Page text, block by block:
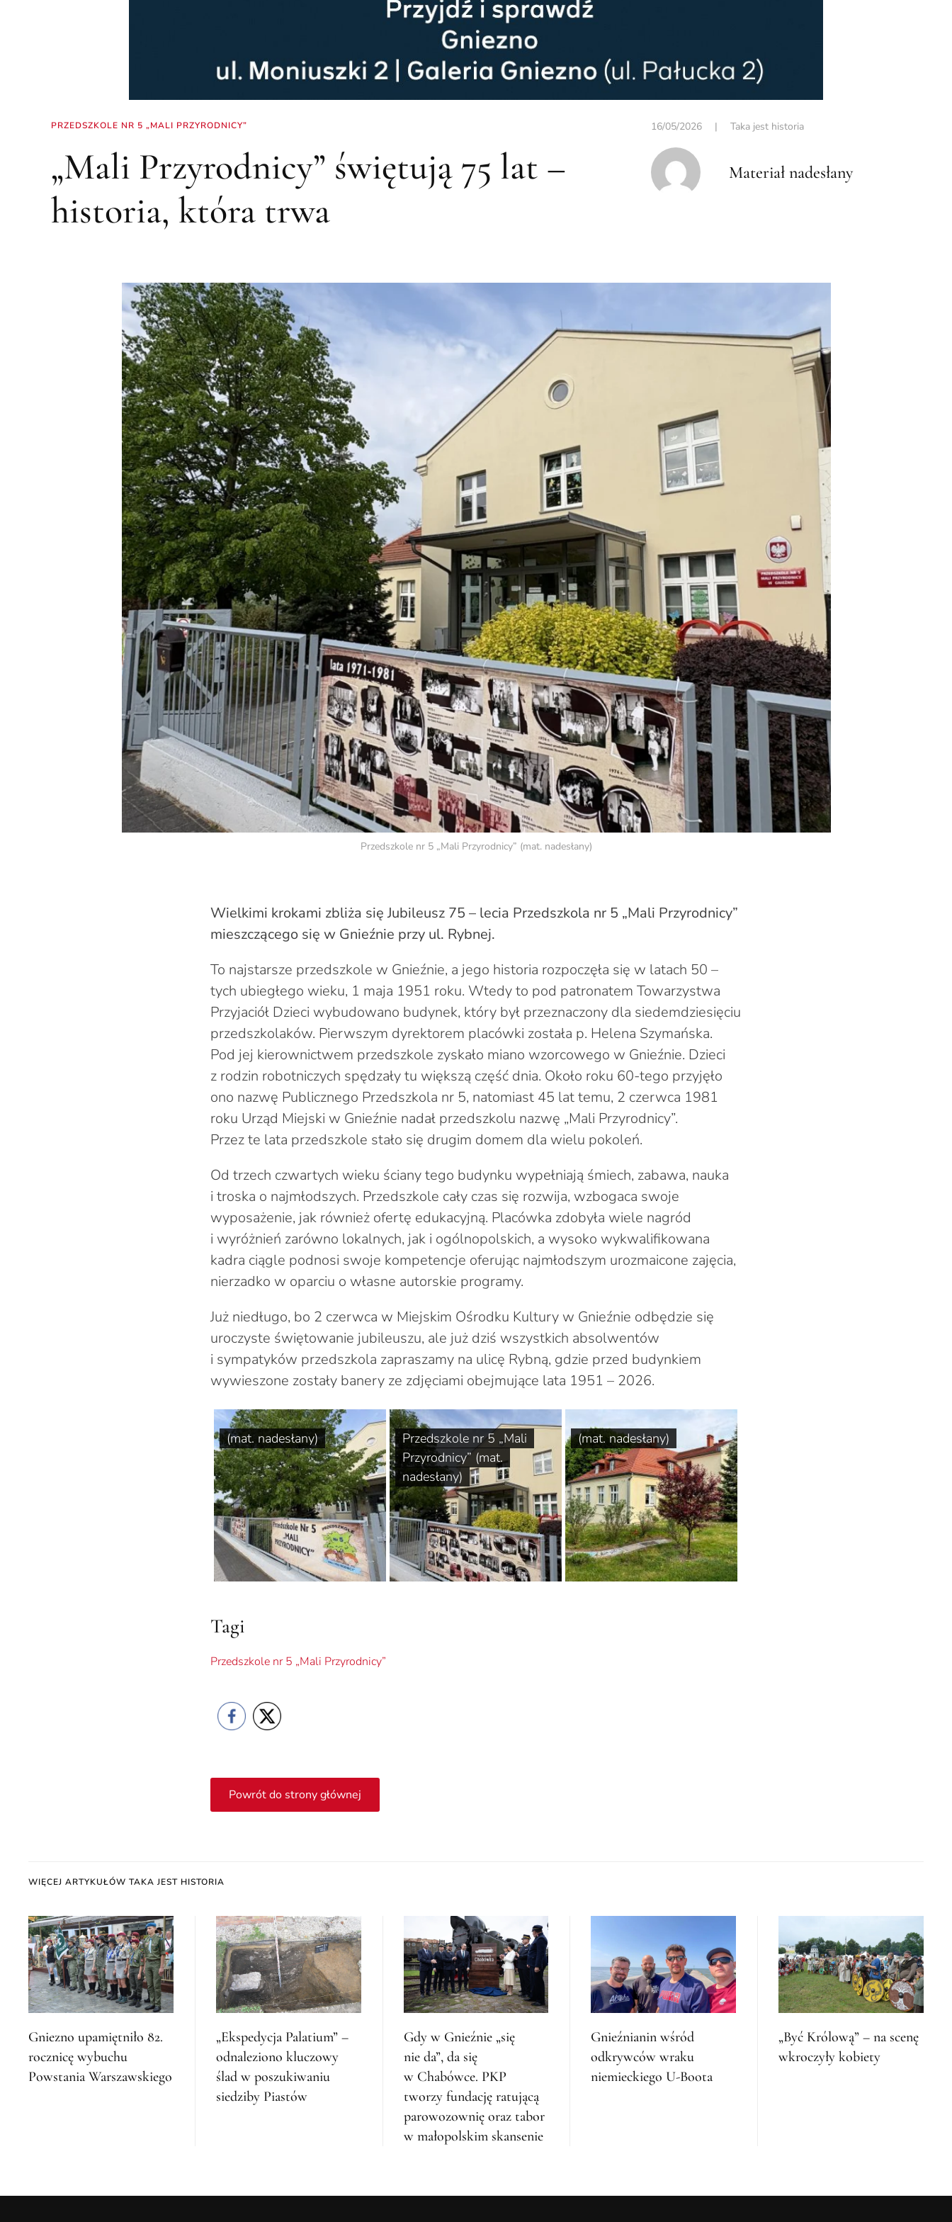
PRZEDSZKOLE NR 5 „MALI PRZYRODNICY”
„Mali Przyrodnicy” świętują 75 lat –
historia, która trwa
16/05/2026| Taka jest historia
Materiał nadesłany
Przedszkole nr 5 „Mali Przyrodnicy” (mat. nadesłany)
Wielkimi krokami zbliża się Jubileusz 75 – lecia Przedszkola nr 5 „Mali Przyrodnicy”
mieszczącego się w Gnieźnie przy ul. Rybnej.
To najstarsze przedszkole w Gnieźnie, a jego historia rozpoczęła się w latach 50 –
tych ubiegłego wieku, 1 maja 1951 roku. Wtedy to pod patronatem Towarzystwa
Przyjaciół Dzieci wybudowano budynek, który był przeznaczony dla siedemdziesięciu
przedszkolaków. Pierwszym dyrektorem placówki została p. Helena Szymańska.
Pod jej kierownictwem przedszkole zyskało miano wzorcowego w Gnieźnie. Dzieci
z rodzin robotniczych spędzały tu większą część dnia. Około roku 60-tego przyjęło
ono nazwę Publicznego Przedszkola nr 5, natomiast 45 lat temu, 2 czerwca 1981
roku Urząd Miejski w Gnieźnie nadał przedszkolu nazwę „Mali Przyrodnicy”.
Przez te lata przedszkole stało się drugim domem dla wielu pokoleń.
Od trzech czwartych wieku ściany tego budynku wypełniają śmiech, zabawa, nauka
i troska o najmłodszych. Przedszkole cały czas się rozwija, wzbogaca swoje
wyposażenie, jak również ofertę edukacyjną. Placówka zdobyła wiele nagród
i wyróżnień zarówno lokalnych, jak i ogólnopolskich, a wysoko wykwalifikowana
kadra ciągle podnosi swoje kompetencje oferując najmłodszym urozmaicone zajęcia,
nierzadko w oparciu o własne autorskie programy.
Już niedługo, bo 2 czerwca w Miejskim Ośrodku Kultury w Gnieźnie odbędzie się
uroczyste świętowanie jubileuszu, ale już dziś wszystkich absolwentów
i sympatyków przedszkola zapraszamy na ulicę Rybną, gdzie przed budynkiem
wywieszone zostały banery ze zdjęciami obejmujące lata 1951 – 2026.
(mat. nadesłany)
Przedszkole nr 5 „Mali
Przyrodnicy” (mat.
nadesłany)
(mat. nadesłany)
Tagi
Przedszkole nr 5 „Mali Przyrodnicy”
Powrót do strony głównej
WIĘCEJ ARTYKUŁÓW TAKA JEST HISTORIA
Gniezno upamiętniło 82.
rocznicę wybuchu
Powstania Warszawskiego
„Ekspedycja Palatium” –
odnaleziono kluczowy
ślad w poszukiwaniu
siedziby Piastów
Gdy w Gnieźnie „się
nie da”, da się
w Chabówce. PKP
tworzy fundację ratującą
parowozownię oraz tabor
w małopolskim skansenie
Gnieźnianin wśród
odkrywców wraku
niemieckiego U-Boota
„Być Królową” – na scenę
wkroczyły kobiety